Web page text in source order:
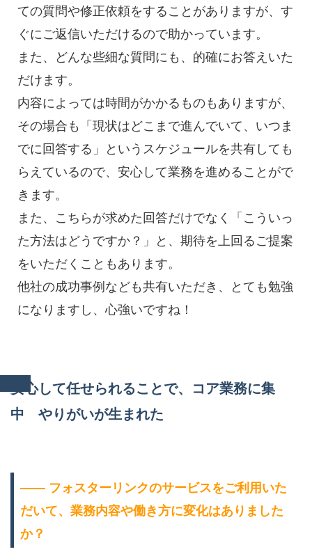
ての質問や修正依頼をすることがありますが、す
ぐにご返信いただけるので助かっています。
また、どんな些細な質問にも、的確にお答えいた
だけます。
内容によっては時間がかかるものもありますが、
その場合も「現状はどこまで進んでいて、いつま
でに回答する」というスケジュールを共有しても
らえているので、安心して業務を進めることがで
きます。
また、こちらが求めた回答だけでなく「こういっ
た方法はどうですか？」と、期待を上回るご提案
をいただくこともあります。
他社の成功事例なども共有いただき、とても勉強
になりますし、心強いですね！
安心して任せられることで、コア業務に集
中 やりがいが生まれた
―― フォスターリンクのサービスをご利用いた
だいて、業務内容や働き方に変化はありました
か？